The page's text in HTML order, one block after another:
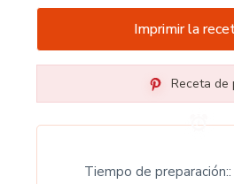
Imprimir la
Receta de
Tiempo de preparación: